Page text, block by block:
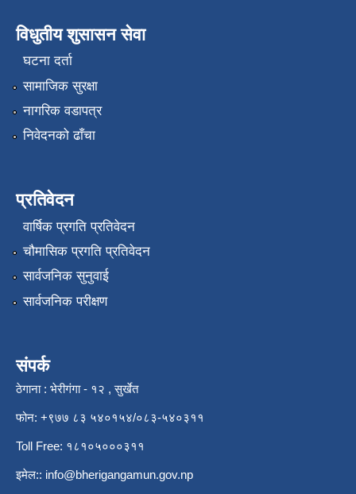
विधुतीय शुसासन सेवा
घटना दर्ता
सामाजिक सुरक्षा
नागरिक वडापत्र
निवेदनको ढाँचा
प्रतिवेदन
वार्षिक प्रगति प्रतिवेदन
चौमासिक प्रगति प्रतिवेदन
सार्वजनिक सुनुवाई
सार्वजनिक परीक्षण
संपर्क
ठेगाना : भेरीगंगा - १२ , सुर्खेत
फोन: +९७७ ८३ ५४०१५४/०८३-५४०३११
Toll Free: १८१०५०००३११
इमेल:: info@bherigangamun.gov.np